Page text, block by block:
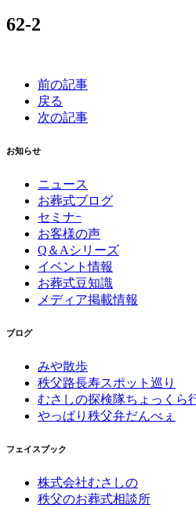
62-2
前の記事
戻る
次の記事
お知らせ
ニュース
お葬式ブログ
セミナｰ
お客様の声
Q＆Aシリーズ
イベント情報
お葬式豆知識
メディア掲載情報
ブログ
みや散歩
秩父路長寿スポット巡り
むさしの探検隊ちょっくら
やっぱり秩父弁だんべぇ
フェイスブック
株式会社むさしの
秩父のお葬式相談所